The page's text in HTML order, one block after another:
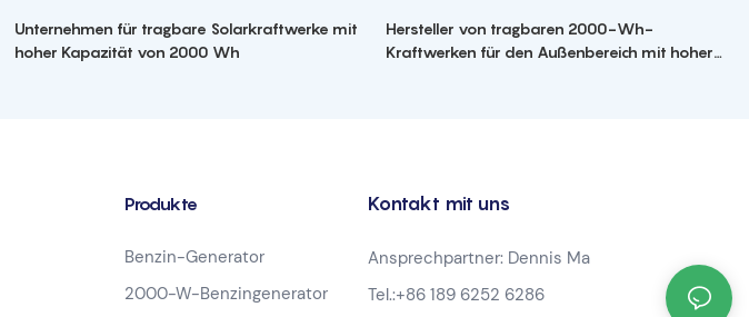
Unternehmen für tragbare Solarkraftwerke mit
hoher Kapazität von 2000 Wh
Hersteller von tragbaren 2000-Wh-
Kraftwerken für den Außenbereich mit hoher
Produkte
Benzin-Generator
2000-W-Benzingenerator
Kontakt mit uns
Ansprechpartner: Dennis Ma
Tel.:+86 189 6252 6286